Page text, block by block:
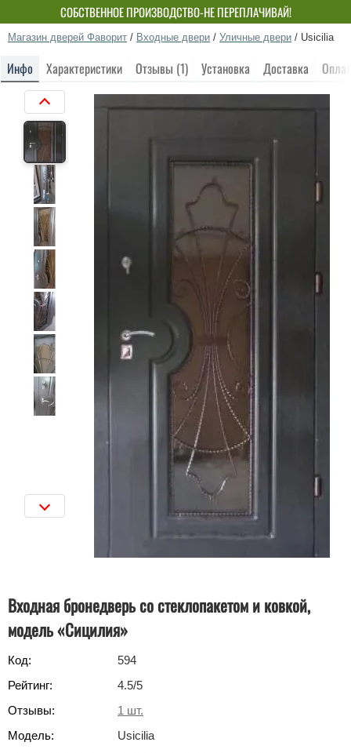
СОБСТВЕННОЕ ПРОИЗВОДСТВО-НЕ ПЕРЕПЛАЧИВАЙ!
Магазин дверей Фаворит / Входные двери / Уличные двери / Usicilia
Инфо Характеристики Отзывы (1) Установка Доставка
Входная бронедверь со стеклопакетом и ковкой,
модель «Сицилия»
Код:
594
Рейтинг:
4.5/5
Отзывы:
1 шт.
Модель:
Usicilia